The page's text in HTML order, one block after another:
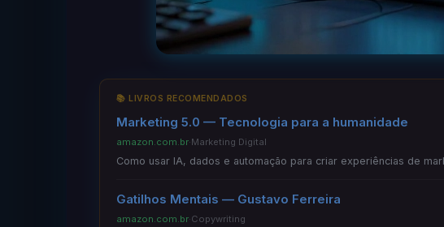
📚 LIVROS RECOMENDADOS
Marketing 5.0 — Tecnologia para a humanidade
amazon.com.br·Marketing Digital
Como usar IA, dados e automação para criar experiências de
Gatilhos Mentais — Gustavo Ferreira
amazon.com.br·Copywriting